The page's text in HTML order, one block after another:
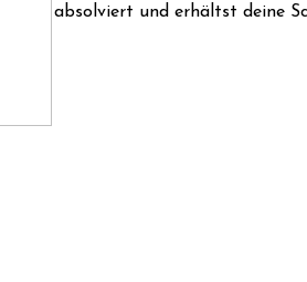
absolviert und erhältst deine